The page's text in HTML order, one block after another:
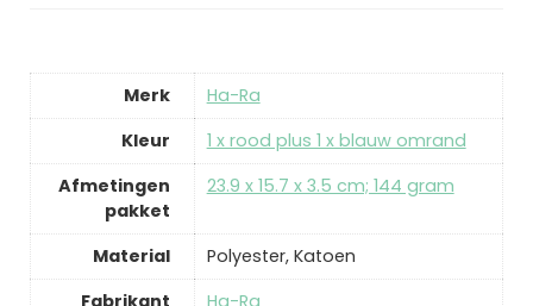
Merk
‎Ha-Ra
Kleur
‎1 x rood plus 1 x blauw omrand
Afmetingen
pakket
‎23.9 x 15.7 x 3.5 cm; 144 gram
Material
‎Polyester, Katoen